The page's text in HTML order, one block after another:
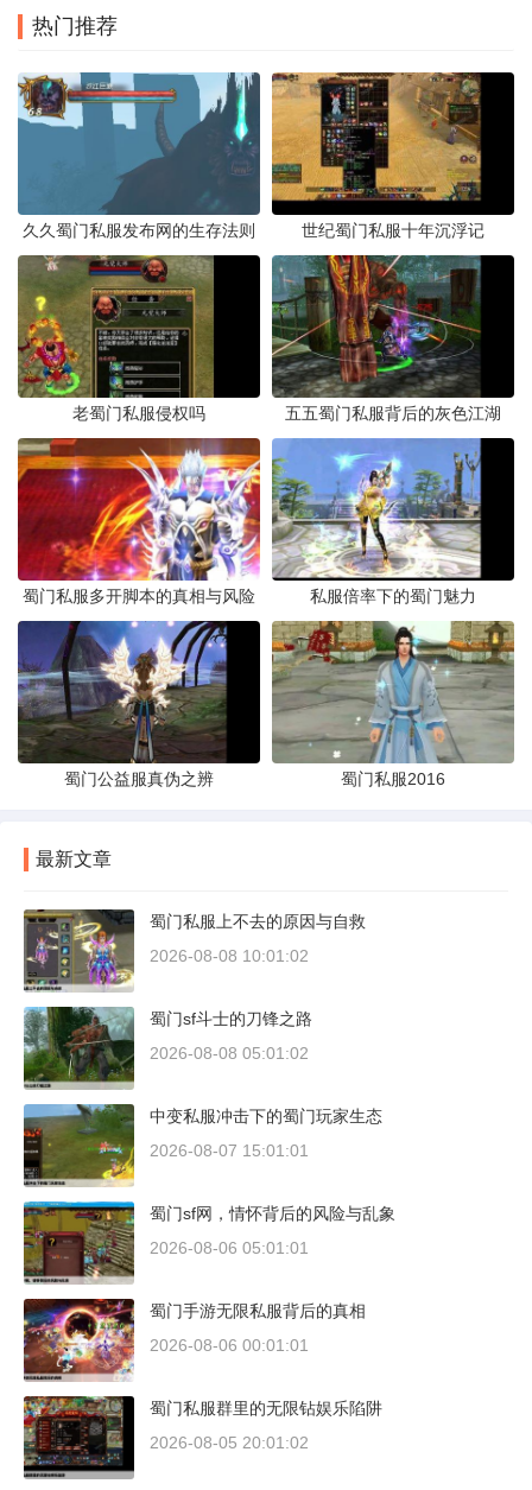
热门推荐
久久蜀门私服发布网的生存法则 世纪蜀门私服十年沉浮记
老蜀门私服侵权吗 五五蜀门私服背后的灰色江湖
蜀门私服多开脚本的真相与风险 私服倍率下的蜀门魅力
蜀门公益服真伪之辨 蜀门私服2016
最新文章
蜀门私服上不去的原因与自救
2026-08-08 10:01:02
蜀门sf斗士的刀锋之路
2026-08-08 05:01:02
中变私服冲击下的蜀门玩家生态
2026-08-07 15:01:01
蜀门sf网，情怀背后的风险与乱象
2026-08-06 05:01:01
蜀门手游无限私服背后的真相
2026-08-06 00:01:01
蜀门私服群里的无限钻娱乐陷阱
2026-08-05 20:01:02